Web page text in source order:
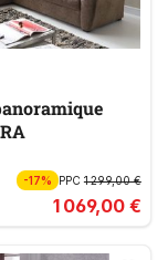
-17% PPC1 299,00 €
1 069,00 €